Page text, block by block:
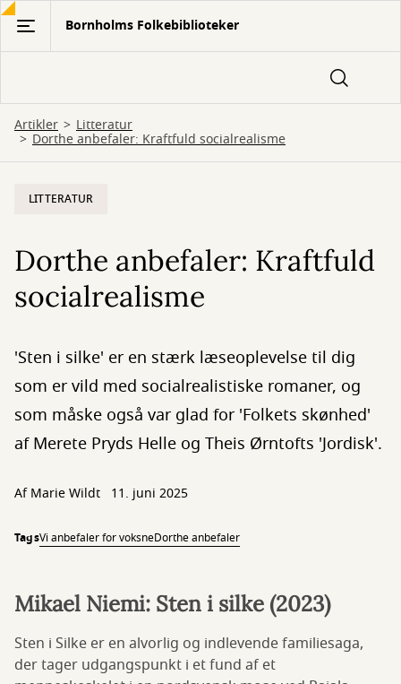
Gå
hovedindhold
Bornholms Folkebiblioteker
Artikler Litteratur
Dorthe anbefaler: Kraftfuld socialrealisme
LITTERATUR
Dorthe anbefaler: Kraftfuld
socialrealisme
'Sten i silke' er en stærk læseoplevelse til dig
som er vild med socialrealistiske romaner, og
som måske også var glad for 'Folkets skønhed'
af Merete Pryds Helle og Theis Ørntofts 'Jordisk'.
AfMarie Wildt 11. juni 2025
TagsVi anbefaler for voksneDorthe anbefaler
Mikael Niemi: Sten i silke (2023)
Sten i Silke er en alvorlig og indlevende familiesaga,
der tager udgangspunkt i et fund af et